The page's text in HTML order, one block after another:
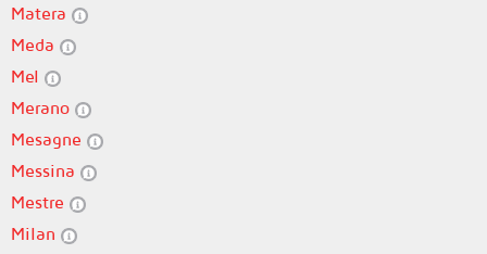
Matera
Meda
Mel
Merano
Mesagne
Messina
Mestre
Milan